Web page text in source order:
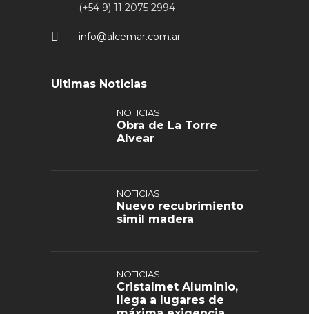
(+54 9) 11 2075 2994
info@alcemar.com.ar
Ultimas Noticias
NOTICIAS
Obra de La Torre
Alvear
NOTICIAS
Nuevo recubrimiento
simil madera
NOTICIAS
Cristalmet Aluminio,
llega a lugares de